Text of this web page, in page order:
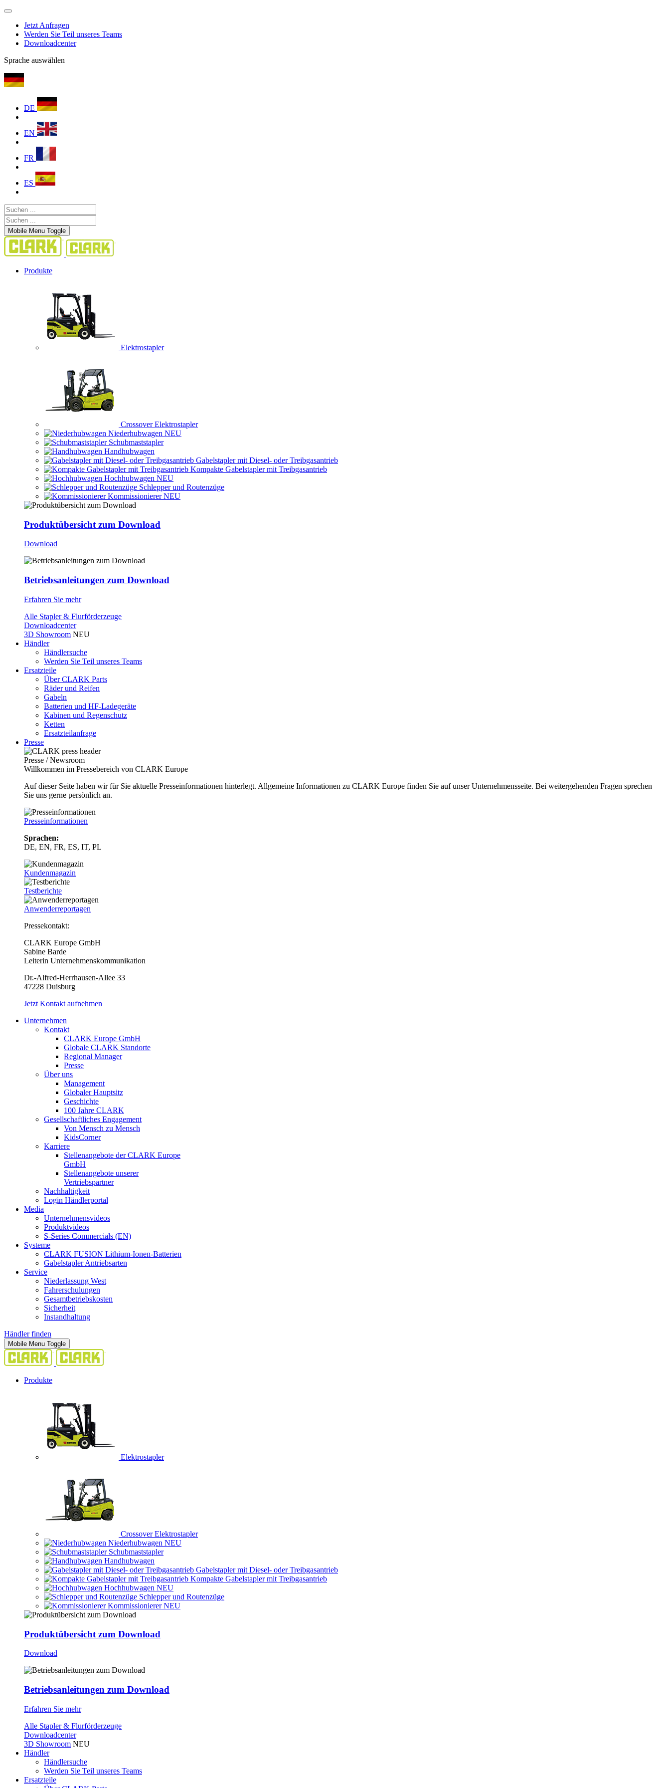
Jetzt Anfragen
Werden Sie Teil unseres Teams
Downloadcenter
Sprache auswählen
DE
EN
FR
ES
Mobile Menu Toggle
Produkte
Elektrostapler
Crossover Elektrostapler
Niederhubwagen NEU
Schubmaststapler
Handhubwagen
Gabelstapler mit Diesel- oder Treibgasantrieb
Kompakte Gabelstapler mit Treibgasantrieb
Hochhubwagen NEU
Schlepper und Routenzüge
Kommissionierer NEU
Produktübersicht zum Download
Download
Betriebsanleitungen zum Download
Erfahren Sie mehr
Alle Stapler & Flurförderzeuge
Downloadcenter
3D Showroom NEU
Händler
Händlersuche
Werden Sie Teil unseres Teams
Ersatzteile
Über CLARK Parts
Räder und Reifen
Gabeln
Batterien und HF-Ladegeräte
Kabinen und Regenschutz
Ketten
Ersatzteilanfrage
Presse
Presse / Newsroom
Willkommen im Pressebereich von CLARK Europe
Auf dieser Seite haben wir für Sie aktuelle Presseinformationen hinterlegt. Allgemeine Informationen zu CLARK Europe finden Sie auf unser Unternehmensseite. Bei weitergehenden Fragen sprechen
Sie uns gerne persönlich an.
Presseinformationen
Sprachen:
DE, EN, FR, ES, IT, PL
Kundenmagazin
Testberichte
Anwenderreportagen
Pressekontakt:
CLARK Europe GmbH
Sabine Barde
Leiterin Unternehmenskommunikation
Dr.-Alfred-Herrhausen-Allee 33
47228 Duisburg
Jetzt Kontakt aufnehmen
Unternehmen
Kontakt
CLARK Europe GmbH
Globale CLARK Standorte
Regional Manager
Presse
Über uns
Management
Globaler Hauptsitz
Geschichte
100 Jahre CLARK
Gesellschaftliches Engagement
Von Mensch zu Mensch
KidsCorner
Karriere
Stellenangebote der CLARK Europe
GmbH
Stellenangebote unserer
Vertriebspartner
Nachhaltigkeit
Login Händlerportal
Media
Unternehmensvideos
Produktvideos
S-Series Commercials (EN)
Systeme
CLARK FUSION Lithium-Ionen-Batterien
Gabelstapler Antriebsarten
Service
Niederlassung West
Fahrerschulungen
Gesamtbetriebskosten
Sicherheit
Instandhaltung
Händler finden
Mobile Menu Toggle
Produkte
Elektrostapler
Crossover Elektrostapler
Niederhubwagen NEU
Schubmaststapler
Handhubwagen
Gabelstapler mit Diesel- oder Treibgasantrieb
Kompakte Gabelstapler mit Treibgasantrieb
Hochhubwagen NEU
Schlepper und Routenzüge
Kommissionierer NEU
Produktübersicht zum Download
Download
Betriebsanleitungen zum Download
Erfahren Sie mehr
Alle Stapler & Flurförderzeuge
Downloadcenter
3D Showroom NEU
Händler
Händlersuche
Werden Sie Teil unseres Teams
Ersatzteile